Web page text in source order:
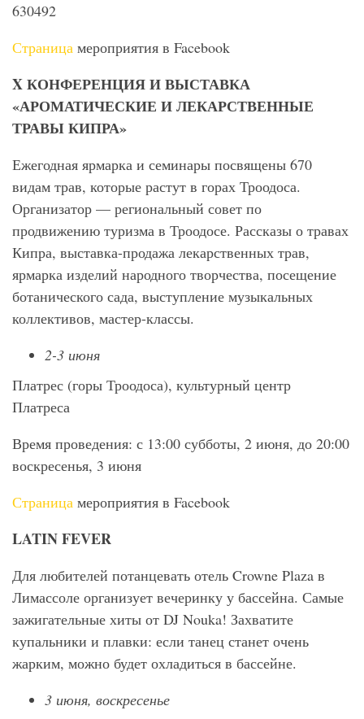
630492
Страница мероприятия в Facebook
XКОНФЕРЕНЦИЯ И ВЫСТАВКА
«АРОМАТИЧЕСКИЕ И ЛЕКАРСТВЕННЫЕ
ТРАВЫ КИПРА»
Ежегодная ярмарка и семинары посвящены 670
видам трав, которые растут в горах Троодоса.
Организатор — региональный совет по
продвижению туризма в Троодосе. Рассказы о травах
Кипра, выставка-продажа лекарственных трав,
ярмарка изделий народного творчества, посещение
ботанического сада, выступление музыкальных
коллективов, мастер-классы.
2-3 июня
Платрес (горы Троодоса), культурный центр
Платреса
Время проведения: с 13:00 субботы, 2 июня, до 20:00
воскресенья, 3 июня
Страница мероприятия в Facebook
LATINFEVER
Для любителей потанцевать отель Crowne Plaza в
Лимассоле организует вечеринку у бассейна. Самые
зажигательные хиты от DJ Nouka! Захватите
купальники и плавки: если танец станет очень
жарким, можно будет охладиться в бассейне.
3 июня, воскресенье